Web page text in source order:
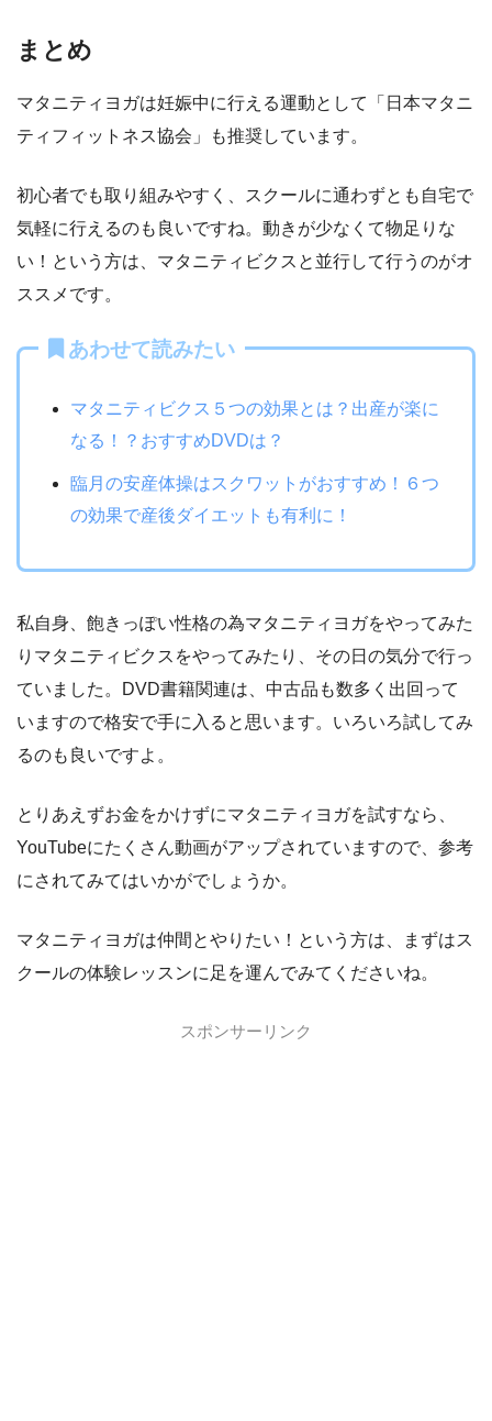
まとめ
マタニティヨガは妊娠中に行える運動として「日本マタニ
ティフィットネス協会」も推奨しています。
初心者でも取り組みやすく、スクールに通わずとも自宅で
気軽に行えるのも良いですね。動きが少なくて物足りな
い！という方は、マタニティビクスと並行して行うのがオ
ススメです。
あわせて読みたい
マタニティビクス５つの効果とは？出産が楽に
なる！？おすすめDVDは？
臨月の安産体操はスクワットがおすすめ！６つ
の効果で産後ダイエットも有利に！
私自身、飽きっぽい性格の為マタニティヨガをやってみた
りマタニティビクスをやってみたり、その日の気分で行っ
ていました。DVD書籍関連は、中古品も数多く出回って
いますので格安で手に入ると思います。いろいろ試してみ
るのも良いですよ。
とりあえずお金をかけずにマタニティヨガを試すなら、
YouTubeにたくさん動画がアップされていますので、参考
にされてみてはいかがでしょうか。
マタニティヨガは仲間とやりたい！という方は、まずはス
クールの体験レッスンに足を運んでみてくださいね。
スポンサーリンク